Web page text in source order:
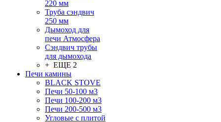
220 мм
Труба сэндвич
250 мм
Дымоход для
печи Атмосфера
Сэндвич трубы
для дымохода
+ ЕЩЕ 2
Печи камины
BLACK STOVE
Печи 50-100 м3
Печи 100-200 м3
Печи 200-500 м3
Угловые с плитой